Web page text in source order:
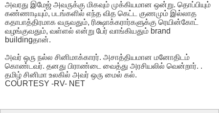
அவரது இமேஜ் அவருக்கு மிகவும் முக்கியமான ஒன்று. தொப்பியும்
கண்ணாடியும், படங்களில் எந்த வித கெட்ட குணமும் இல்லாத
கதாபாத்திரமாக வருவதும், ரிக்ஷாக்கரார்களுக்கு ரெயின்கோட்
வழங்குவதும், வள்ளல் என்று பேர் வாங்கியதும் brand
buildingதான்.
அவர் ஒரு நல்ல சினிமாக்காரர். அசாத்தியமான மனோதிடம்
கொண்டவர். தனது பிராண்டை வைத்து அரசியலில் வென்றார். .
தமிழ் சினிமா உலகில் அவர் ஒரு மைல் கல்.
COURTESY -RV- NET